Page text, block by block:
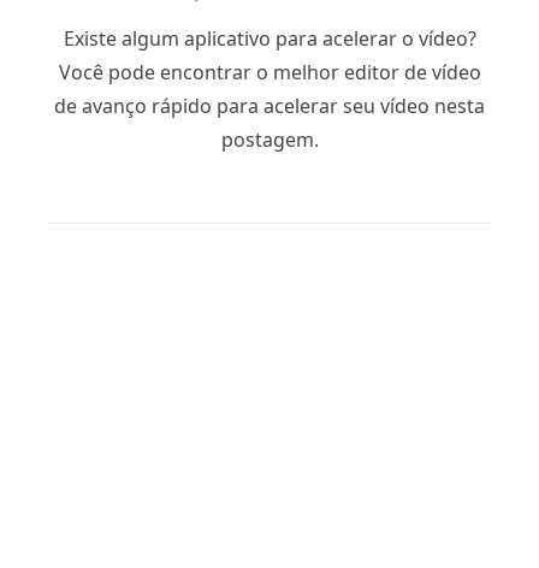
Existe algum aplicativo para acelerar o vídeo?
Você pode encontrar o melhor editor de vídeo
de avanço rápido para acelerar seu vídeo nesta
postagem.